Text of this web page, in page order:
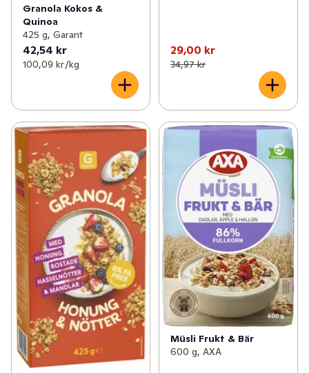
Granola Kokos &
Quinoa
425 g, Garant
42,54 kr
100,09 kr /kg
29,00 kr
34,97 kr
Müsli Frukt & Bär
600 g, AXA